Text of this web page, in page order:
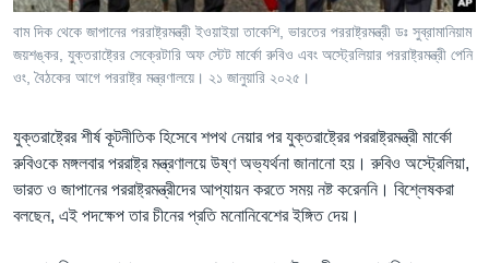
FOLLOW US
বাম দিক থেকে জাপানের পররাষ্ট্রমন্ত্রী ইওয়াইয়া তাকেশি, ভারতের পররাষ্ট্রমন্ত্রী ডঃ সুব্রামানিয়াম
জয়শঙ্কর, যুক্তরাষ্ট্রের সেক্রেটারি অফ স্টেট মার্কো রুবিও এবং অস্ট্রেলিয়ার পররাষ্ট্রমন্ত্রী পেনি
ওং, বৈঠকের আগে পররাষ্ট্র মন্ত্রণালয়ে। ২১ জানুয়ারি ২০২৫।
যুক্তরাষ্ট্রের শীর্ষ কূটনীতিক হিসেবে শপথ নেয়ার পর যুক্তরাষ্ট্রের পররাষ্ট্রমন্ত্রী মার্কো
রুবিওকে মঙ্গলবার পররাষ্ট্র মন্ত্রণালয়ে উষ্ণ অভ্যর্থনা জানানো হয়। রুবিও অস্ট্রেলিয়া,
ভারত ও জাপানের পররাষ্ট্রমন্ত্রীদের আপ্যায়ন করতে সময় নষ্ট করেননি। বিশ্লেষকরা
বলছেন, এই পদক্ষেপ তার চীনের প্রতি মনোনিবেশের ইঙ্গিত দেয়।